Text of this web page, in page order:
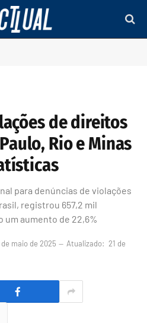
de direitos
Rio e Minas
para denúncias de violações
registrou 657,2 mil
aumento de 22,6%
maio de 2025 Atualizado: 21 de